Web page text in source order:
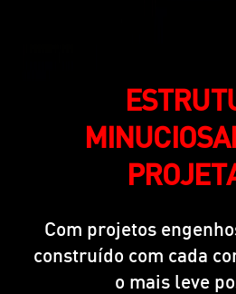
Com projetos
construído com cada
o mais leve